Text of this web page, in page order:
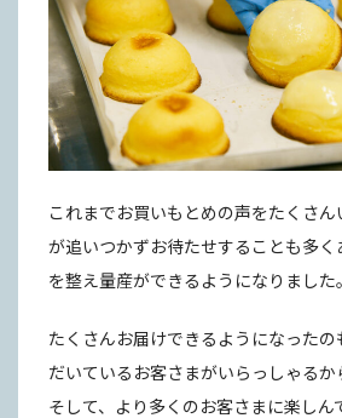
これまでお買いもとめの声をたくさ
が追いつかずお待たせすることも多
を整え量産ができるようになりました。
たくさんお届けできるようになった
だいているお客さまがいらっしゃるか
そして、より多くのお客さまに楽しん